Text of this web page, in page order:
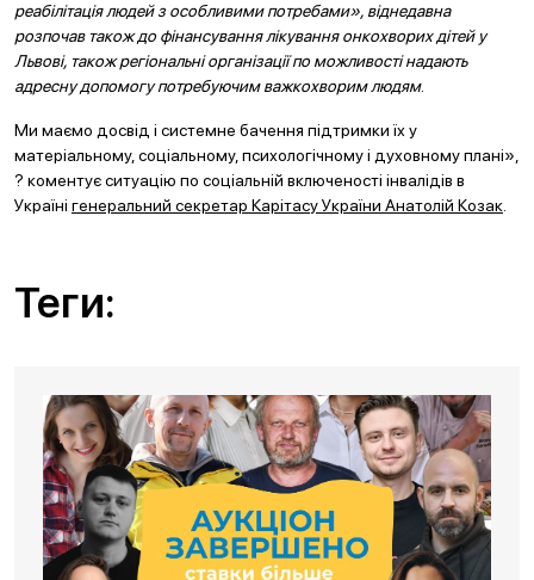
реабілітація людей з особливими потребами», віднедавна
розпочав також до фінансування лікування онкохворих дітей у
Львові, також регіональні організації по можливості надають
адресну допомогу потребуючим важкохворим людям.
Ми маємо досвід і системне бачення підтримки їх у
матеріальному, соціальному, психологічному і духовному плані»,
? коментує ситуацію по соціальній включеності інвалідів в
Україні генеральний секретар Карітасу України Анатолій Козак
Теги: